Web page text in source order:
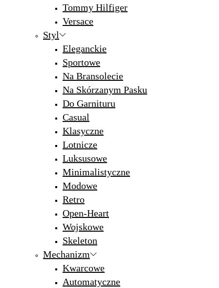
Tommy Hilfiger
Versace
Styl
Eleganckie
Sportowe
Na Bransolecie
Na Skórzanym Pasku
Do Garnituru
Casual
Klasyczne
Lotnicze
Luksusowe
Minimalistyczne
Modowe
Retro
Open-Heart
Wojskowe
Skeleton
Mechanizm
Kwarcowe
Automatyczne